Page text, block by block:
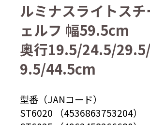
ルミナスライトス
ェルフ 幅59.5cm
奥行19.5/24.5/
9.5/44.5cm
型番（JANコード）
ST6020 （4536863753204）